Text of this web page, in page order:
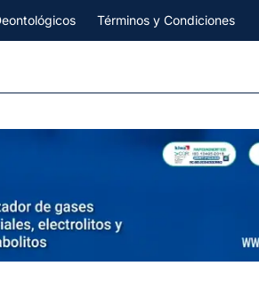
Términos y Condiciones